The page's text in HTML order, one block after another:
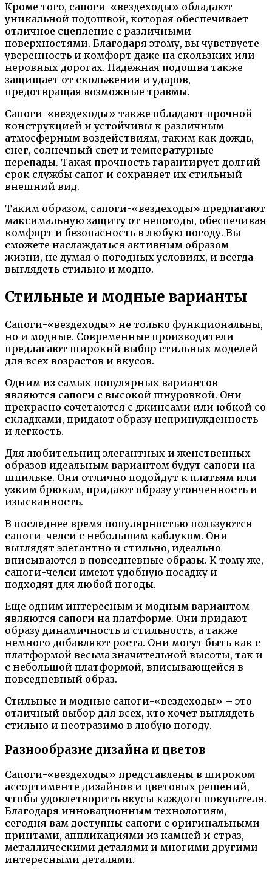
Кроме того, сапоги-«вездеходы» обладают
уникальной подошвой, которая обеспечивает
отличное сцепление с различными
поверхностями. Благодаря этому, вы чувствуете
уверенность и комфорт даже на скользких или
неровных дорогах. Надежная подошва также
защищает от скольжения и ударов,
предотвращая возможные травмы.
Сапоги-«вездеходы» также обладают прочной
конструкцией и устойчивы к различным
атмосферным воздействиям, таким как дождь,
снег, солнечный свет и температурные
перепады. Такая прочность гарантирует долгий
срок службы сапог и сохраняет их стильный
внешний вид.
Таким образом, сапоги-«вездеходы» предлагают
максимальную защиту от непогоды, обеспечивая
комфорт и безопасность в любую погоду. Вы
сможете наслаждаться активным образом
жизни, не думая о погодных условиях, и всегда
выглядеть стильно и модно.
Стильные и модные варианты
Сапоги-«вездеходы» не только функциональны,
но и модные. Современные производители
предлагают широкий выбор стильных моделей
для всех возрастов и вкусов.
Одним из самых популярных вариантов
являются сапоги с высокой шнуровкой. Они
прекрасно сочетаются с джинсами или юбкой со
складками, придают образу непринужденность
и легкость.
Для любительниц элегантных и женственных
образов идеальным вариантом будут сапоги на
шпильке. Они отлично подойдут к платьям или
узким брюкам, придают образу утонченность и
изысканность.
В последнее время популярностью пользуются
сапоги-челси с небольшим каблуком. Они
выглядят элегантно и стильно, идеально
вписываются в повседневные образы. К тому же,
сапоги-челси имеют удобную посадку и
подходят для любой погоды.
Еще одним интересным и модным вариантом
являются сапоги на платформе. Они придают
образу динамичность и стильность, а также
немного добавляют роста. Они могут быть как с
платформой весьма значительной высоты, так и
с небольшой платформой, вписывающейся в
повседневный образ.
Стильные и модные сапоги-«вездеходы» – это
отличный выбор для всех, кто хочет выглядеть
стильно и неотразимо в любую погоду.
Разнообразие дизайна и цветов
Сапоги-«вездеходы» представлены в широком
ассортименте дизайнов и цветовых решений,
чтобы удовлетворить вкусы каждого покупателя.
Благодаря инновационным технологиям,
сегодня вам доступны сапоги с оригинальными
принтами, аппликациями из камней и страз,
металлическими деталями и многими другими
интересными деталями.